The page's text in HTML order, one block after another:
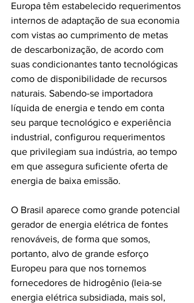
Europa têm estabelecido requerimentos
internos de adaptação de sua economia
com vistas ao cumprimento de metas
de descarbonização, de acordo com
suas condicionantes tanto tecnológicas
como de disponibilidade de recursos
naturais. Sabendo-se importadora
líquida de energia e tendo em conta
seu parque tecnológico e experiência
industrial, configurou requerimentos
que privilegiam sua indústria, ao tempo
em que assegura suficiente oferta de
energia de baixa emissão.
O Brasil aparece como grande potencial
gerador de energia elétrica de fontes
renováveis, de forma que somos,
portanto, alvo de grande esforço
Europeu para que nos tornemos
fornecedores de hidrogênio (leia-se
energia elétrica subsidiada, mais sol,